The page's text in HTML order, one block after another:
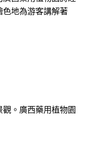
地為游客講解著
。廣西藥用植物園